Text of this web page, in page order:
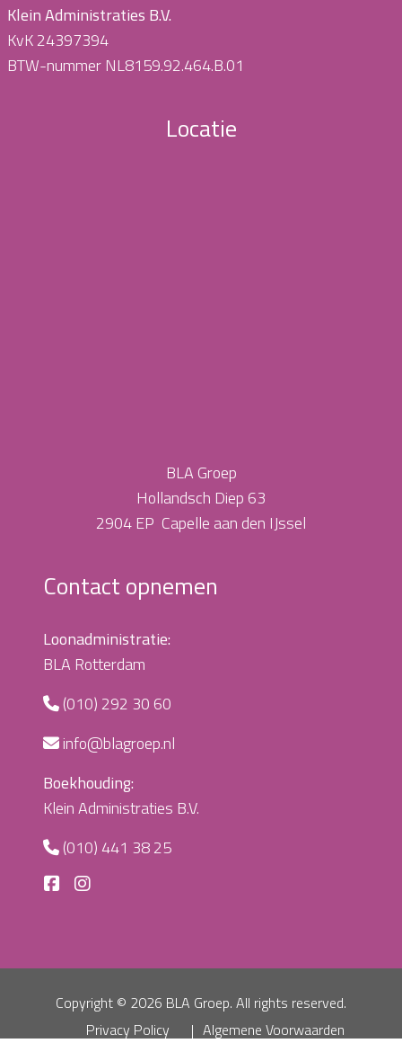
Klein Administraties B.V.
KvK 24397394
BTW-nummer NL8159.92.464.B.01
Locatie
BLA Groep
Hollandsch Diep 63
2904 EP Capelle aan den IJssel
Contact opnemen
Loonadministratie:
BLA Rotterdam
(010) 292 30 60
info@blagroep.nl
Boekhouding:
Klein Administraties B.V.
(010) 441 38 25
Copyright © 2026 BLA Groep. All rights reserved.
Privacy Policy
Algemene Voorwaarden